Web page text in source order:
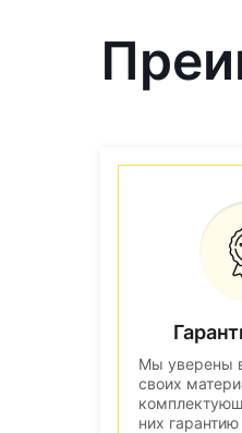
Мы уверены
своих
них гарантию